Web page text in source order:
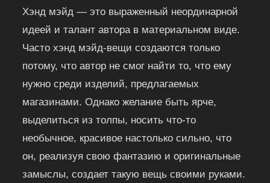
Хэнд мэйд — это выраженный неординарной
идеей и талант автора в материальном виде.
Часто хэнд мэйд-вещи создаются только
потому, что автор не смог найти то, что ему
нужно среди изделий, предлагаемых
магазинами. Однако желание быть ярче,
выделиться из толпы, носить что-то
необычное, красивое настолько сильно, что
он, реализуя свою фантазию и оригинальные
замыслы, создает такую вещь своими руками.